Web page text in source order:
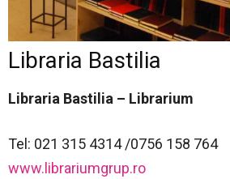
Libraria Bastilia
Libraria Bastilia – Librarium
Tel: 021 315 4314 /0756 158 764
www.librariumgrup.ro‎